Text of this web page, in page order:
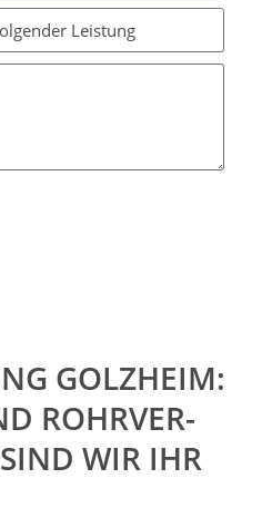
GOLZHEIM:
ROHRVER­
WIR IHR